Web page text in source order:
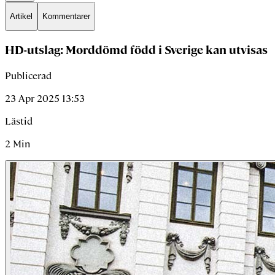
Artikel Kommentarer
HD-utslag: Morddömd född i Sverige kan utvisas
Publicerad
23 Apr 2025 13:53
Lästid
2 Min